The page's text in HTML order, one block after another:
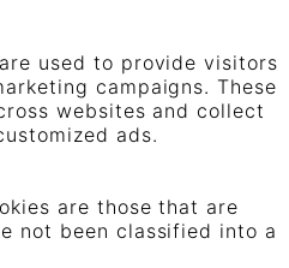
used to provide visitors
campaigns. These
websites and collect
ads.
are those that are
not been classified into a